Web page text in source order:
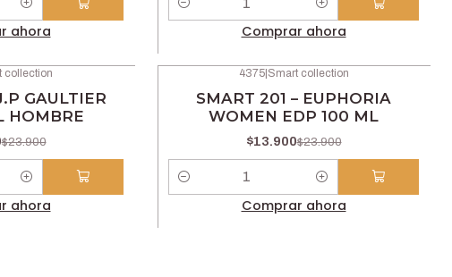
ahora Comprar ahora
collection
GAULTIER
HOMBRE
$23.900
ahora
4375| Smart collection
SMART 201 – EUPHORIA
WOMEN EDP 100 ML
$13.900$23.900
Cantidad
Comprar ahora